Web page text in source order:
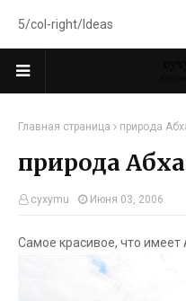
5/col-right/Ideas
Главная страница природа
природа
cyxymu Июня 03, 2006
Самое красивое, что имеет